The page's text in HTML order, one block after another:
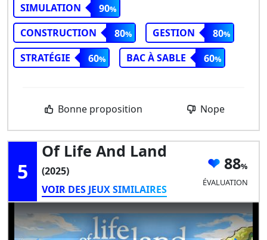
SIMULATION
90
CONSTRUCTION
80 GESTION
80
STRATÉGIE
60 BAC À SABLE 60
Bonne proposition Nope
5
Of Life And Land
(2025)
VOIR DES JEUX SIMILAIRES
88
ÉVALUATION